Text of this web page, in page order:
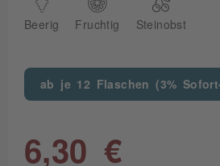
Beerig Fruchtig Steinobst
ab je 12 Flaschen (3%
6,30 €